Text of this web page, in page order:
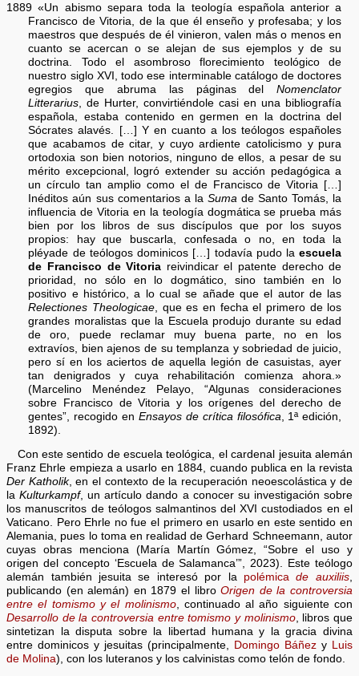
1889 «Un abismo separa toda la teología española anterior a
Francisco de Vitoria, de la que él enseño y profesaba; y los
maestros que después de él vinieron, valen más o menos en
cuanto se acercan o se alejan de sus ejemplos y de su
doctrina. Todo el asombroso florecimiento teológico de
nuestro siglo XVI, todo ese interminable catálogo de doctores
egregios que abruma las páginas delNomenclator
Litterarius , de Hurter, convirtiéndole casi en una bibliografía
española, estaba contenido en germen en la doctrina del
Sócrates alavés. […] Y en cuanto a los teólogos españoles
que acabamos de citar, y cuyo ardiente catolicismo y pura
ortodoxia son bien notorios, ninguno de ellos, a pesar de su
mérito excepcional, logró extender su acción pedagógica a
un círculo tan amplio como el de Francisco de Vitoria […]
Inéditos aún sus comentarios a la Suma de Santo Tomás, la
influencia de Vitoria en la teología dogmática se prueba más
bien por los libros de sus discípulos que por los suyos
propios: hay que buscarla, confesada o no, en toda la
pléyade de teólogos dominicos […] todavía pudo laescuela
de Francisco de Vitoria reivindicar el patente derecho de
prioridad, no sólo en lo dogmático, sino también en lo
positivo e histórico, a lo cual se añade que el autor de las
Relectiones Theologicae , que es en fecha el primero de los
grandes moralistas que la Escuela produjo durante su edad
de oro, puede reclamar muy buena parte, no en los
extravíos, bien ajenos de su templanza y sobriedad de juicio,
pero sí en los aciertos de aquella legión de casuistas, ayer
tan denigrados y cuya rehabilitación comienza ahora.»
(Marcelino Menéndez Pelayo, “Algunas consideraciones
sobre Francisco de Vitoria y los orígenes del derecho de
gentes”, recogido en Ensayos de crítica filosófica , 1ª edición,
1892).
Con este sentido de escuela teológica, el cardenal jesuita alemán
Franz Ehrle empieza a usarlo en 1884, cuando publica en la revista
Der Katholik, en el contexto de la recuperación neoescolástica y de
laKulturkampf, un artículo dando a conocer su investigación sobre
los manuscritos de teólogos salmantinos del XVI custodiados en el
Vaticano. Pero Ehrle no fue el primero en usarlo en este sentido en
Alemania, pues lo toma en realidad de Gerhard Schneemann, autor
cuyas obras menciona (María Martín Gómez, “Sobre el uso y
origen del concepto ‘Escuela de Salamanca’”, 2023). Este teólogo
alemán también jesuita se interesó por la polémicade auxiliis,
publicando (en alemán) en 1879 el libroOrigen de la controversia
entre el tomismo y el molinismo, continuado al año siguiente con
Desarrollo de la controversia entre tomismo y molinismo, libros que
sintetizan la disputa sobre la libertad humana y la gracia divina
entre dominicos y jesuitas (principalmente, Domingo Báñezy Luis
de Molina), con los luteranos y los calvinistas como telón de fondo.